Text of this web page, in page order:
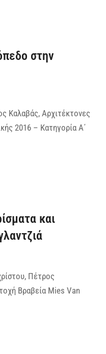
στην
Καλαβάς, Αρχιτέκτονες
2016 – Κατηγορία Α΄
και
Πέτρος
Βραβεία Mies Van